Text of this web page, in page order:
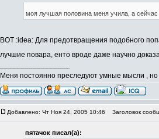
моя лучшая половина меня учила, а
ВОТ :idea: Для предотвращения подобного
лучшие повара, енто вроде даже научно
Меня постоянно преследуют умные мысли ,
Добавлено: Чт Ноя 24, 2005 10:46 Заголовок
пятачок писал(а):